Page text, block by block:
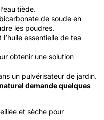
tiède.
de soude en
les poudres.
essentielle de tea
obtenir une solution
un pulvérisateur de jardin.
demande quelques
et sèche pour